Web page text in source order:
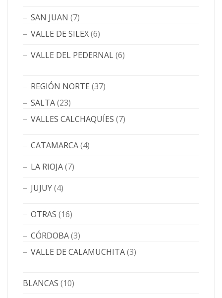
SAN JUAN (7)
VALLE DE SILEX(6)
VALLE DEL PEDERNAL(6)
REGIÓN NORTE (37)
SALTA(23)
VALLES CALCHAQUÍES (7)
CATAMARCA(4)
LA RIOJA(7)
JUJUY(4)
OTRAS (16)
CÓRDOBA(3)
VALLE DE CALAMUCHITA(3)
BLANCAS (10)